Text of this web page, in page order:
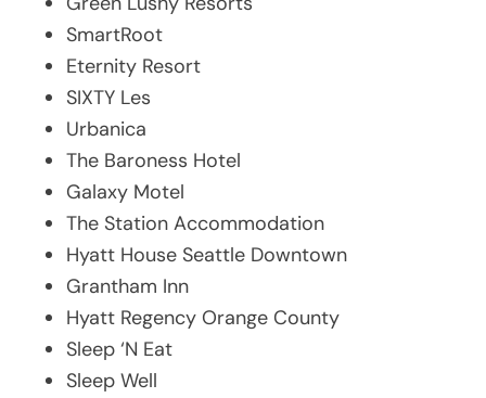
SmartRoot
Eternity Resort
SIXTY Les
Urbanica
The Baroness Hotel
Galaxy Motel
The Station Accommodation
Hyatt House Seattle Downtown
Grantham Inn
Hyatt Regency Orange County
Sleep ‘N Eat
Sleep Well